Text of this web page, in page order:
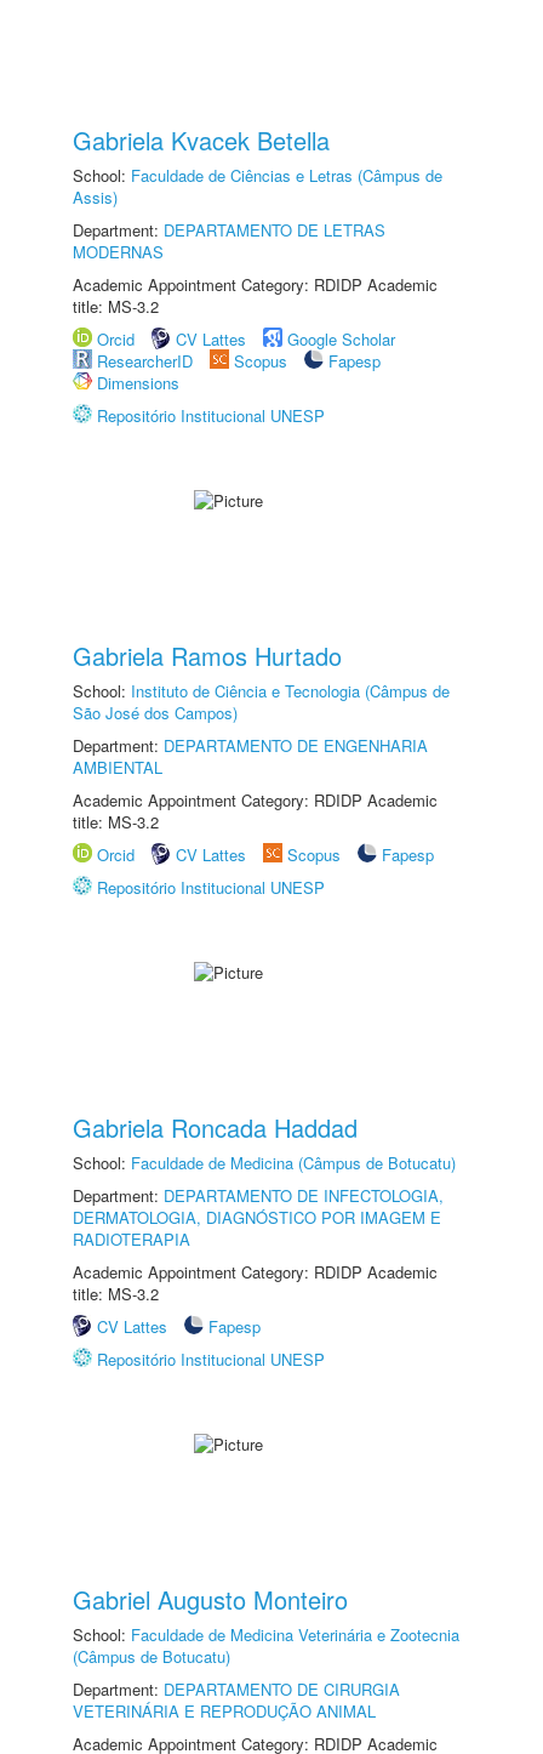
Gabriela Kvacek Betella
School: Faculdade de Ciências e Letras (Câmpus de
Assis)
Department: DEPARTAMENTO DE LETRAS
MODERNAS
Academic Appointment Category: RDIDP Academic
title: MS-3.2
Orcid
CV Lattes
Google Scholar
ResearcherID
Scopus
Fapesp
Dimensions
Repositório Institucional UNESP
Gabriela Ramos Hurtado
School: Instituto de Ciência e Tecnologia (Câmpus de
São José dos Campos)
Department: DEPARTAMENTO DE ENGENHARIA
AMBIENTAL
Academic Appointment Category: RDIDP Academic
title: MS-3.2
Orcid
CV Lattes Scopus
Fapesp
Repositório Institucional UNESP
Gabriela Roncada Haddad
School: Faculdade de Medicina (Câmpus de Botucatu)
Department: DEPARTAMENTO DE INFECTOLOGIA,
DERMATOLOGIA, DIAGNÓSTICO POR IMAGEM E
RADIOTERAPIA
Academic Appointment Category: RDIDP Academic
title: MS-3.2
CV Lattes
Fapesp
Repositório Institucional UNESP
Gabriel Augusto Monteiro
School: Faculdade de Medicina Veterinária e Zootecnia
(Câmpus de Botucatu)
Department: DEPARTAMENTO DE CIRURGIA
VETERINÁRIA E REPRODUÇÃO ANIMAL
Academic Appointment Category: RDIDP Academic